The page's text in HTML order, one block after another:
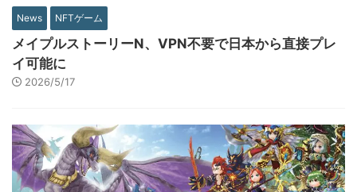
News NFTゲーム
メイプルストーリーN、VPN不要で日本から直接プレ
イ可能に
2026/5/17